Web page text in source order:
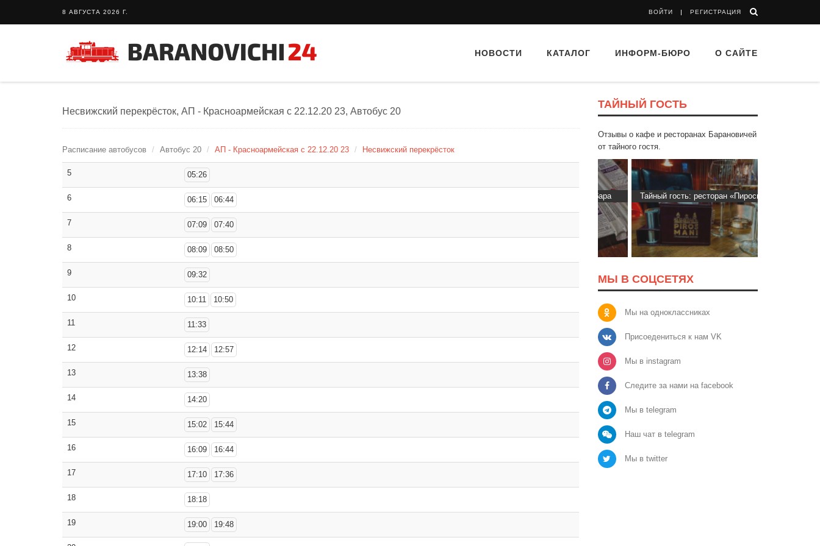
8 АВГУСТА 2026 Г. ВОЙТИ РЕГИСТРАЦИЯ
НОВОСТИ КАТАЛОГ ИНФОРМ-БЮРО О САЙТЕ
Несвижский перекрёсток, АП - Красноармейская с 22.12.20 23, Автобус 20
Расписание автобусов Автобус 20 АП - Красноармейская с 22.12.20 23 Несвижский перекрёсток
5 05:26
6 06:15 06:44
7 07:09 07:40
8 08:09 08:50
9 09:32
10 10:11 10:50
11 11:33
12 12:14 12:57
13 13:38
14 14:20
15 15:02 15:44
16 16:09 16:44
17 17:10 17:36
18 18:18
19 19:00 19:48
ТАЙНЫЙ ГОСТЬ
Отзывы о кафе и ресторанах Барановичей
от тайного гостя.
Тайный гость: ресторан «Пиросмани»
МЫ В СОЦСЕТЯХ
Мы на одноклассниках
Присоедениться к нам VK
Мы в instagram
Следите за нами на facebook
Мы в telegram
Наш чат в telegram
Мы в twitter